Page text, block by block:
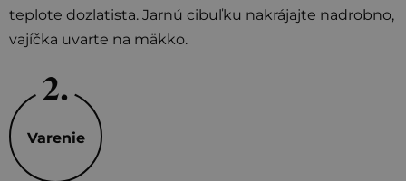
teplote dozlatista. Jarnú cibuľku nakrájajte nadrobno,
vajíčka uvarte na mäkko.
Varenie